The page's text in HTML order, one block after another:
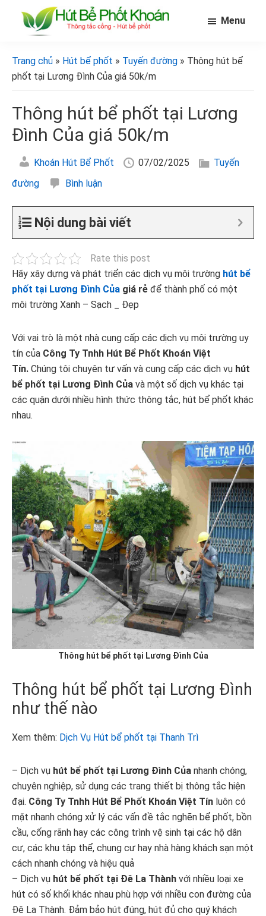
phốt
khoán]
bể
phốt
Menu
Trang chủ » Hút bể phốt » Tuyến đường » Thông hút bể
phốt tại Lương Đình Của giá 50k/m
Thông hút bể phốt tại Lương
Đình Của giá 50k/m
Khoán Hút Bể Phốt 07/02/2025
Tuyến
đường
Bình luận
Nội dung bài viết
Rate this post
Hãy xây dựng và phát triển các dịch vụ môi trường hút bể
phốt tại Lương Đình Của giá rẻ để thành phố có một
môi trường Xanh – Sạch _ Đẹp
Với vai trò là một nhà cung cấp các dịch vụ môi trường uy
tín của Công Ty Tnhh Hút Bể Phốt Khoán Việt
Tín. Chúng tôi chuyên tư vấn và cung cấp các dịch vụ hút
bể phốt tại Lương Đình Của và một số dịch vụ khác tại
các quận dưới nhiều hình thức thông tắc, hút bể phốt khác
nhau.
Thông hút bể phốt tại Lương Đình Của
Thông hút bể phốt tại Lương Đình
như thế nào
Xem thêm: Dịch Vụ Hút bể phốt tại Thanh Trì
– Dịch vụ hút bể phốt tại Lương Đình Của nhanh chóng,
chuyên nghiệp, sử dụng các trang thiết bị thông tắc hiện
đại. Công Ty Tnhh Hút Bể Phốt Khoán Việt Tín luôn có
mặt nhanh chóng xử lý các vấn đề tắc nghẽn bể phốt, bồn
cầu, cống rãnh hay các công trình vệ sinh tại các hộ dân
cư, các khu tập thể, chung cư hay nhà hàng khách sạn một
cách nhanh chóng và hiệu quả
– Dịch vụ hút bể phốt tại Đê La Thành với nhiều loại xe
hút có số khối khác nhau phù hợp với nhiều con đường của
Đê La Thành. Đảm bảo hút đúng, hút đủ cho quý khách